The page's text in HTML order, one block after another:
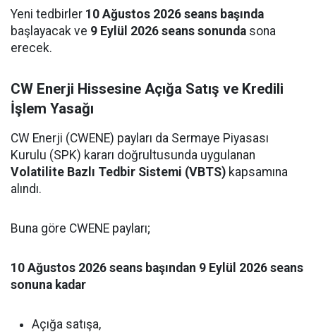
Yeni tedbirler 10 Ağustos 2026 seans başında
başlayacak ve 9 Eylül 2026 seans sonunda sona
erecek.
CW Enerji Hissesine Açığa Satış ve Kredili
İşlem Yasağı
CW Enerji (CWENE) payları da Sermaye Piyasası
Kurulu (SPK) kararı doğrultusunda uygulanan
Volatilite Bazlı Tedbir Sistemi (VBTS) kapsamına
alındı.
Buna göre CWENE payları;
10 Ağustos 2026 seans başından 9 Eylül 2026 seans
sonuna kadar
Açığa satışa,